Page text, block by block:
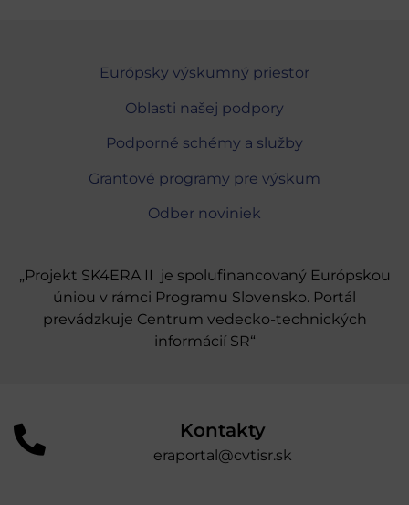
Európsky výskumný priestor
Oblasti našej podpory
Podporné schémy a služby
Grantové programy pre výskum
Odber noviniek
„Projekt SK4ERA II je spolufinancovaný Európskou
úniou v rámci Programu Slovensko. Portál
prevádzkuje Centrum vedecko-technických
informácií SR“
Kontakty
eraportal@cvtisr.sk